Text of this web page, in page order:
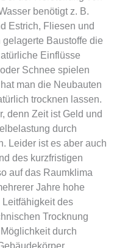
benötigt z. B.
Estrich, Fliesen und
Baustoffe die
Einflüsse
Schnee spielen
man die Neubauten
trocknen lassen.
denn Zeit ist Geld und
durch
Leider ist es aber auch
des kurzfristigen
auf das Raumklima
Jahre hohe
Leitfähigkeit des
Trocknung
durch